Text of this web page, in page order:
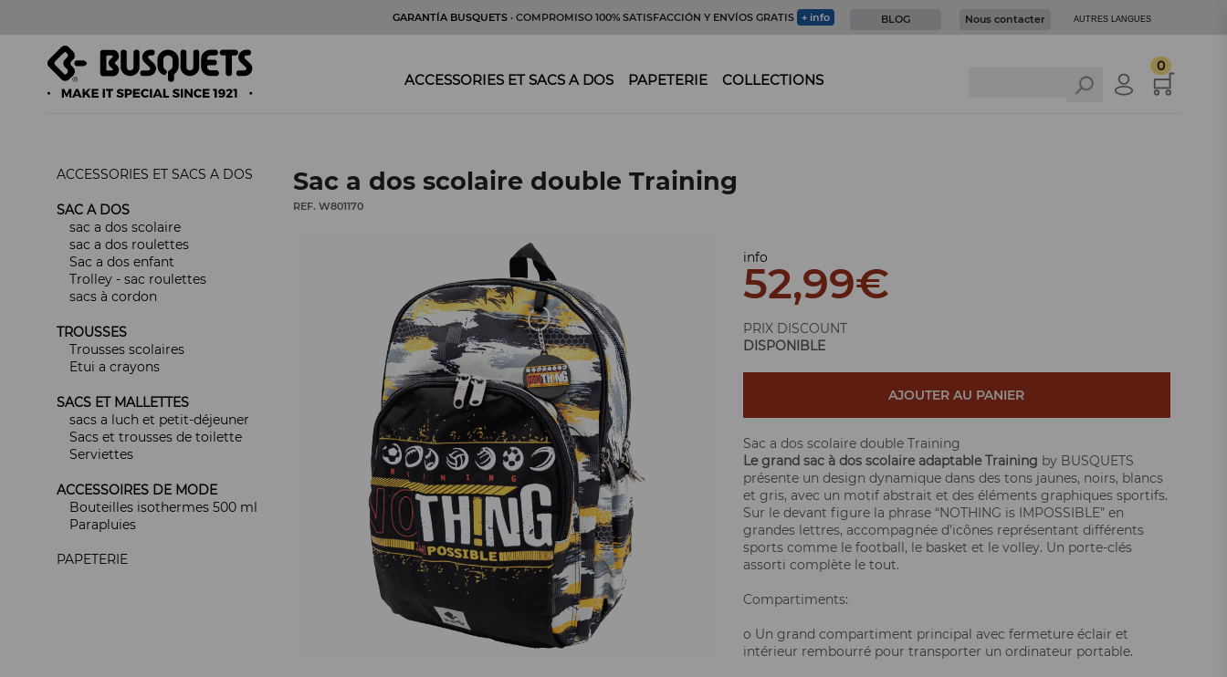
GARANTÍA BUSQUETS · COMPROMISO 100% SATISFACCIÓN Y ENVÍOS GRATIS + info BLOG Nous contacter AUTRES LANGUES
ACCESSORIES ET SACS A DOS PAPETERIE COLLECTIONS
0
ACCESSORIES ET SACS A DOS
SAC A DOS
sac a dos scolaire
sac a dos roulettes
Sac a dos enfant
Trolley - sac roulettes
sacs à cordon
TROUSSES
Trousses scolaires
Etui a crayons
SACS ET MALLETTES
sacs a luch et petit-déjeuner
Sacs et trousses de toilette
Serviettes
ACCESSOIRES DE MODE
Bouteilles isothermes 500 ml
Parapluies
PAPETERIE
Sac a dos scolaire double Training
REF. W801170
info
52,99€
PRIX DISCOUNT
DISPONIBLE
AJOUTER AU PANIER
Sac a dos scolaire double Training
Le grand sac à dos scolaire adaptableTraining by BUSQUETS
présente un design dynamique dans des tons jaunes, noirs, blancs
et gris, avec un motif abstrait et des éléments graphiques sportifs.
Sur le devant figure la phrase “NOTHING is IMPOSSIBLE” en
grandes lettres, accompagnée d’icônes représentant différents
sports comme le football, le basket et le volley. Un porte-clés
assorti complète le tout.
Compartiments:
o Un grand compartiment principal avec fermeture éclair et
intérieur rembourré pour transporter un ordinateur portable.